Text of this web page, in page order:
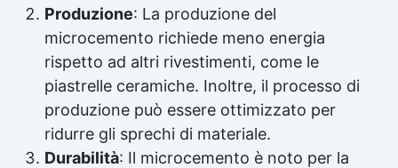
Produzione: La produzione del
microcemento richiede meno energia
rispetto ad altri rivestimenti, come le
piastrelle ceramiche. Inoltre, il processo di
produzione può essere ottimizzato per
ridurre gli sprechi di materiale.
Durabilità: Il microcemento è noto per la